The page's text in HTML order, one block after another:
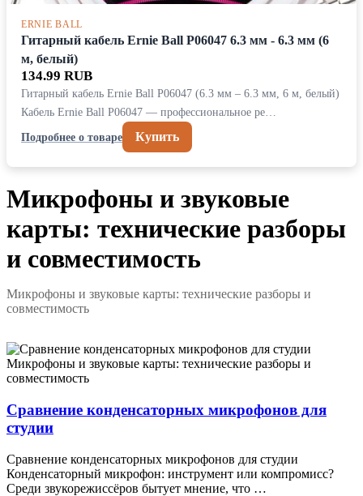
ERNIE BALL
Гитарный кабель Ernie Ball P06047 6.3 мм - 6.3 мм (6
м, белый)
134.99 RUB
Гитарный кабель Ernie Ball P06047 (6.3 мм – 6.3 мм, 6 м, белый)
Кабель Ernie Ball P06047 — профессиональное ре…
Подробнее о товаре
Купить
Микрофоны и звуковые
карты: технические разборы
и совместимость
Микрофоны и звуковые карты: технические разборы и
совместимость
Микрофоны и звуковые карты: технические разборы и
совместимость
Сравнение конденсаторных микрофонов для
студии
Сравнение конденсаторных микрофонов для студии
Конденсаторный микрофон: инструмент или компромисс?
Среди звукорежиссёров бытует мнение, что …